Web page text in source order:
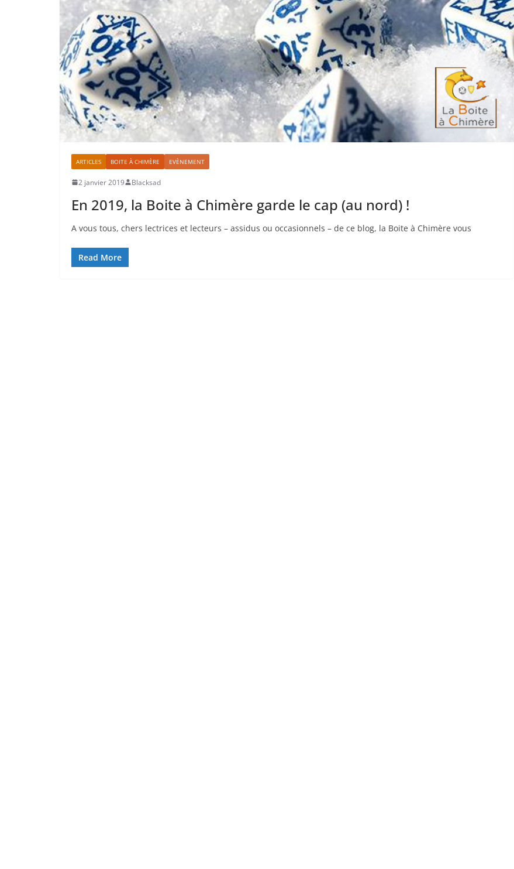
ARTICLES BOITE À CHIMÈRE EVÈNEMENT
2 janvier 2019 Blacksad
En 2019, la Boite à Chimère garde le cap (au nord) !
A vous tous, chers lectrices et lecteurs – assidus ou occasionnels – de ce blog, la Boite à Chimère vous
Read More